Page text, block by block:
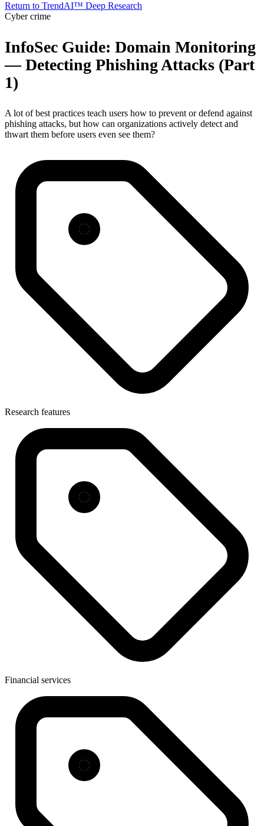
Return to TrendAI™ Deep Research
Cyber crime
InfoSec Guide: Domain Monitoring
— Detecting Phishing Attacks (Part
1)
A lot of best practices teach users how to prevent or defend against
phishing attacks, but how can organizations actively detect and
thwart them before users even see them?
Research features
Financial services